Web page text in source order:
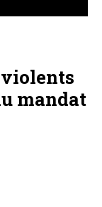
violents
mandat